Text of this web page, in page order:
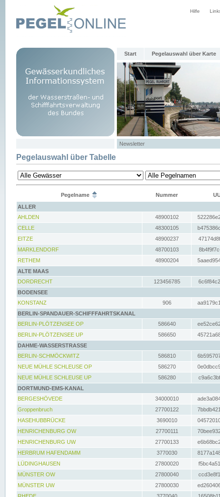
Hilfe
Start Pegelauswahl über Karte
Newsletter
Pegelauswahl über Tabelle
Pegelname Nummer
ALLER
AHLDEN
48900102
CELLE
48300105
EITZE
48900237
MARKLENDORF
48700103
RETHEM
48900204
ALTE MAAS
DORDRECHT
123456785
BODENSEE
KONSTANZ
906
BERLIN-SPANDAUER-SCHIFFFAHRTSKANAL
BERLIN-PLÖTZENSEE OP
586640
BERLIN-PLÖTZENSEE UP
586650
DAHME-WASSERSTRASSE
BERLIN-SCHMÖCKWITZ
586810
NEUE MÜHLE SCHLEUSE OP
586270
NEUE MÜHLE SCHLEUSE UP
586280
DORTMUND-EMS-KANAL
BERGESHÖVEDE
34000010
Groppenbruch
27700122
HASEHUBBRÜCKE
3690010
HENRICHENBURG OW
27700111
HENRICHENBURG UW
27700133
HERBRUM HAFENDAMM
3770030
LÜDINGHAUSEN
27800020
MÜNSTER OW
27800040
MÜNSTER UW
27800030